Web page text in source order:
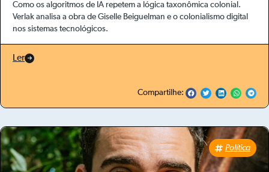
Como os algoritmos de IA repetem a lógica taxonômica colonial.
Verlak analisa a obra de Giselle Beiguelman e o colonialismo digital
nos sistemas tecnológicos.
Ler
Compartilhe:
Política